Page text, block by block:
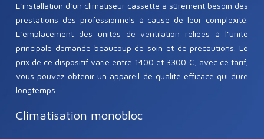
L’installation d’un climatiseur cassette a sûrement besoin des
prestations des professionnels à cause de leur complexité.
L’emplacement des unités de ventilation reliées à l’unité
principale demande beaucoup de soin et de précautions. Le
prix de ce dispositif varie entre 1400 et 3300 €, avec ce tarif,
vous pouvez obtenir un appareil de qualité efficace qui dure
longtemps.
Climatisation monobloc